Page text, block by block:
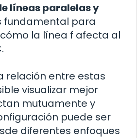
líneas paralelas y
fundamental para
la línea f afecta al
relación entre estas
visualizar mejor
mutuamente y
puede ser
diferentes enfoques